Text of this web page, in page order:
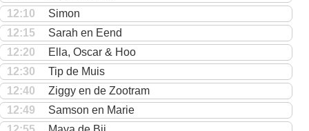
12:10
Simon
12:15
Sarah en Eend
12:20
Ella, Oscar & Hoo
12:30
Tip de Muis
12:40
Ziggy en de Zootram
12:49
Samson en Marie